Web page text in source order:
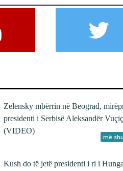
Zelensky mbërrin në Beograd,
presidenti i Serbisë Aleksandër Vuçiç
(VIDEO)
më
Kush do të jetë presidenti i ri i